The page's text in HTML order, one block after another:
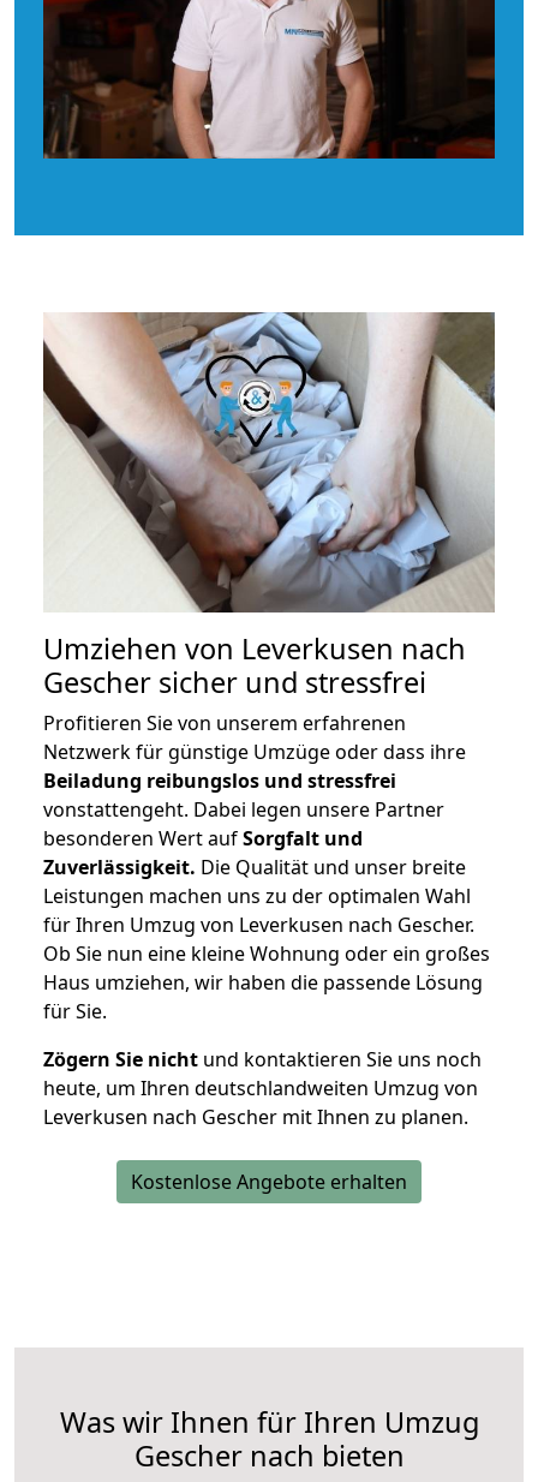
Umziehen von Leverkusen nach
Gescher sicher und stressfrei
Profitieren Sie von unserem erfahrenen
Netzwerk für günstige Umzüge oder dass ihre
Beiladung reibungslos und stressfrei
vonstattengeht. Dabei legen unsere Partner
besonderen Wert aufSorgfalt und
Zuverlässigkeit. Die Qualität und unser breite
Leistungen machen uns zu der optimalen Wahl
für Ihren Umzug von Leverkusen nach Gescher.
Ob Sie nun eine kleine Wohnung oder ein großes
Haus umziehen, wir haben die passende Lösung
für Sie.
Zögern Sie nicht und kontaktieren Sie uns noch
heute, um Ihren deutschlandweiten Umzug von
Leverkusen nach Gescher mit Ihnen zu planen.
Kostenlose Angebote erhalten
Was wir Ihnen für Ihren Umzug
Gescher nach bieten